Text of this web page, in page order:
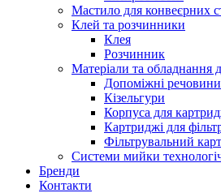
Мастило для конвеєрних
Клей та розчинники
Клея
Розчинник
Матеріали та обладнання
Допоміжні речовини
Кізельгури
Корпуса для
Картриджі для
Фільтрувальний
Системи мийки
Бренди
Контакти